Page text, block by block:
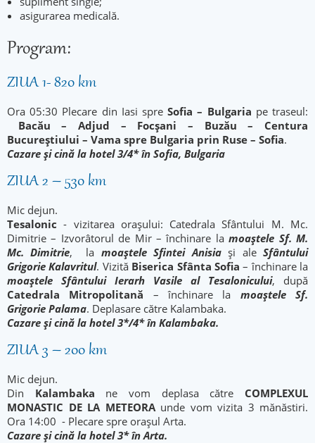
asigurarea medicală.
Program:
ZIUA 1- 820 km
Ora 05:30 Plecare din Iasi spreSofia – Bulgaria pe traseul:
Bacău – Adjud – Focșani – Buzău – Centura
Bucureștiului – Vama spre Bulgaria prin Ruse – Sofia.
Cazare și cină la hotel 3/4* în Sofia, Bulgaria
ZIUA 2 – 530 km
Mic dejun.
Tesalonic - vizitarea orașului: Catedrala Sfântului M. Mc.
Dimitrie – Izvorâtorul de Mir – închinare lamoaștele Sf. M.
Mc. Dimitrie, la moaștele Sfintei Anisiași aleSfântului
Grigorie Kalavritul. Vizită Biserica Sfânta Sofia– închinare la
moaștele Sfântului Ierarh Vasile al Tesalonicului, după
Catedrala Mitropolitană – închinare la moaștele Sf.
Grigorie Palama. Deplasare către Kalambaka.
Cazare și cină la hotel 3*/4* în Kalambaka.
ZIUA 3 – 200 km
Mic dejun.
Din Kalambaka ne vom deplasa către COMPLEXUL
MONASTIC DE LA METEORAunde vom vizita 3 mănăstiri.
Ora 14:00 - Plecare spre orașul Arta.
Cazare și cină la hotel 3* în Arta.